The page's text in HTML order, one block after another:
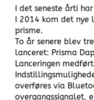
I det seneste årti
I 2014 kom det
prisme.
To år senere blev
lanceret: Prisma
Lanceringen
overføres via
overgangssignalet,